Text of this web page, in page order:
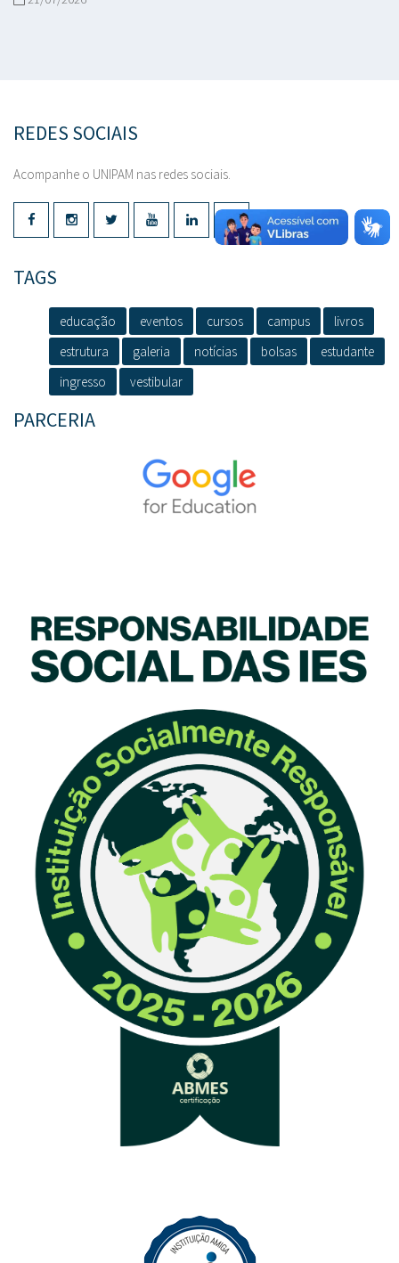
REDES SOCIAIS
Acompanhe o UNIPAM nas redes sociais.
TAGS
educação eventos cursos campus
livros
estrutura
galeria notícias bolsas
estudante
ingresso
vestibular
PARCERIA